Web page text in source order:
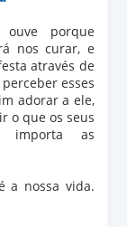
porque
nos curar, e
através de
esses
adorar a ele,
o que os seus
importa as
a nossa vida.